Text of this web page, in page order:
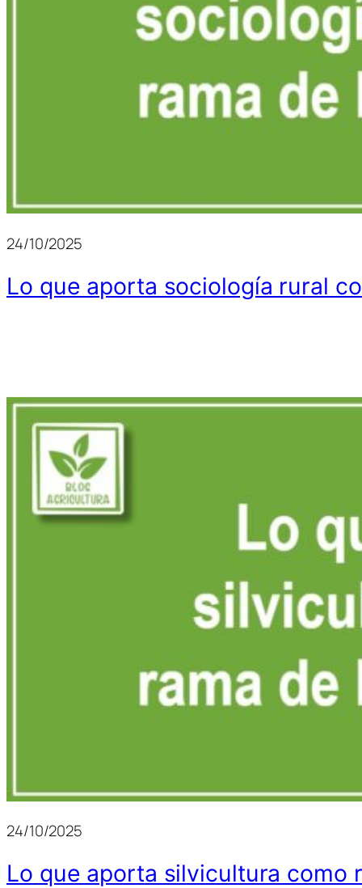
24/10/2025
Lo que aporta sociología rural
24/10/2025
Lo que aporta silvicultura como